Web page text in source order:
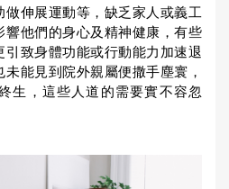
做伸展運動等，缺乏家人或義工
響他們的身心及精神健康，有些
引致身體功能或行動能力加速退
能見到院外親屬便撒手塵寰，
生，這些人道的需要實不容忽